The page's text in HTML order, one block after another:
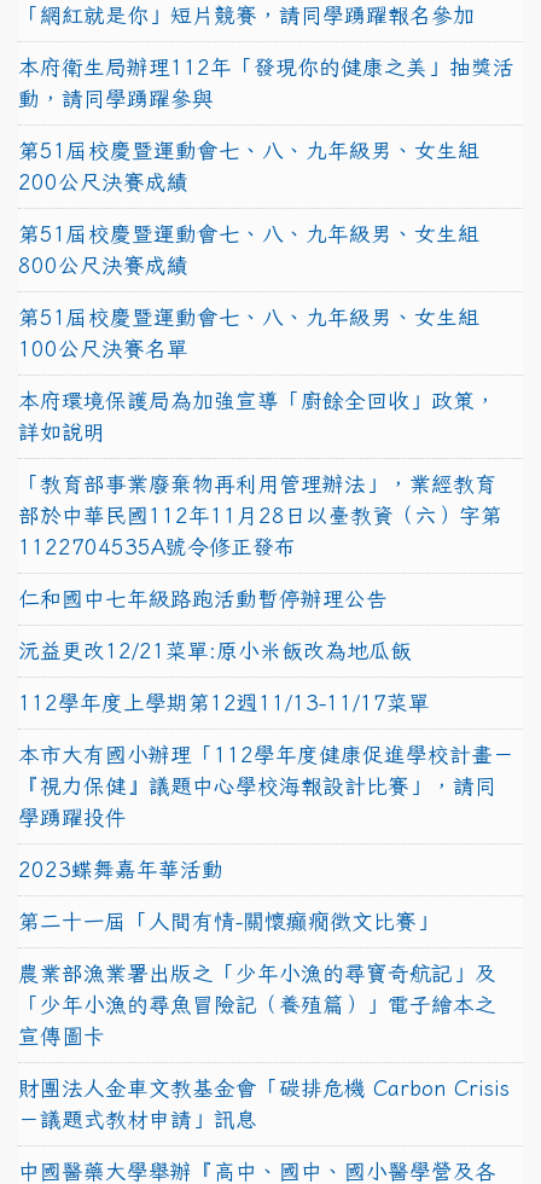
「網紅就是你」短片競賽，請同學踴躍報名參加
本府衛生局辦理112年「發現你的健康之美」抽獎活
動，請同學踴躍參與
第51屆校慶暨運動會七、八、九年級男、女生組
200公尺決賽成績
第51屆校慶暨運動會七、八、九年級男、女生組
800公尺決賽成績
第51屆校慶暨運動會七、八、九年級男、女生組
100公尺決賽名單
本府環境保護局為加強宣導「廚餘全回收」政策，
詳如說明
「教育部事業廢棄物再利用管理辦法」，業經教育
部於中華民國112年11月28日以臺教資（六）字第
1122704535A號令修正發布
仁和國中七年級路跑活動暫停辦理公告
沅益更改12/21菜單:原小米飯改為地瓜飯
112學年度上學期第12週11/13-11/17菜單
本市大有國小辦理「112學年度健康促進學校計畫－
『視力保健』議題中心學校海報設計比賽」，請同
學踴躍投件
2023蝶舞嘉年華活動
第二十一屆「人間有情-關懷癲癇徵文比賽」
農業部漁業署出版之「少年小漁的尋寶奇航記」及
「少年小漁的尋魚冒險記（養殖篇）」電子繪本之
宣傳圖卡
財團法人金車文教基金會「碳排危機 Carbon Crisis
－議題式教材申請」訊息
中國醫藥大學舉辦『高中、國中、國小醫學營及各